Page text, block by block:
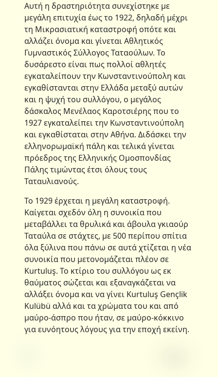
Αυτή η δραστηριότητα συνεχίστηκε με
μεγάλη επιτυχία έως το 1922, δηλαδή μέχρι
τη Μικρασιατική καταστροφή οπότε και
αλλάζει όνομα και γίνεται Αθλητικός
Γυμναστικός Σύλλογος Ταταούλων. Το
δυσάρεστο είναι πως πολλοί αθλητές
εγκαταλείπουν την Κωνσταντινούπολη και
εγκαθίστανται στην Ελλάδα μεταξύ αυτών
και η ψυχή του συλλόγου, ο μεγάλος
δάσκαλος Μενέλαος Καροτσιέρης που το
1927 εγκαταλείπει την Κωνσταντινούπολη
και εγκαθίσταται στην Αθήνα. Διδάσκει την
ελληνορωμαϊκή πάλη και τελικά γίνεται
πρόεδρος της Ελληνικής Ομοσπονδίας
Πάλης τιμώντας έτσι όλους τους
Ταταυλιανούς.
Το 1929 έρχεται η μεγάλη καταστροφή.
Καίγεται σχεδόν όλη η συνοικία που
μεταβάλλει τα θρυλικά και άβουλα γκιαούρ
Ταταύλα σε στάχτες, με 500 περίπου σπίτια
όλα ξύλινα που πάνω σε αυτά χτίζεται η νέα
συνοικία που μετονομάζεται πλέον σε
Kurtuluş. Το κτίριο του συλλόγου ως εκ
θαύματος σώζεται και εξαναγκάζεται να
αλλάξει όνομα και να γίνει Kurtuluş Gençlik
Kulübü αλλά και τα χρώματα του και από
μαύρο-άσπρο που ήταν, σε μαύρο-κόκκινο
για ευνόητους λόγους για την εποχή εκείνη.